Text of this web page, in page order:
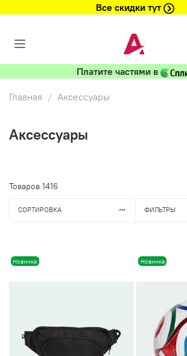
Все скидки тут
Платите частями в
Главная Аксессуары
Аксессуары
Товаров 1416
СОРТИРОВКА ФИЛЬТРЫ
Новинка Новинка